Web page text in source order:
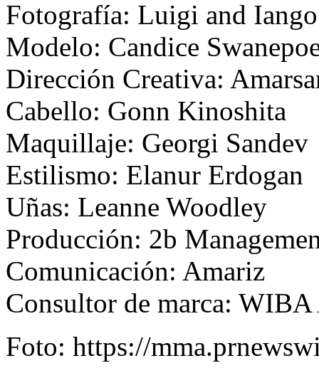
Fotografía: Luigi and Iango
Modelo: Candice
Dirección Creativa:
Cabello: Gonn Kinoshita
Maquillaje: Georgi Sandev
Estilismo: Elanur Erdogan
Uñas: Leanne Woodley
Producción: 2b
Comunicación: Amariz
Consultor de marca:
Foto: https://